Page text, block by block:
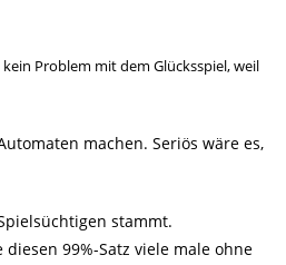
Problem mit dem Glücksspiel, weil
machen. Seriös wäre es,
stammt.
diesen 99%-Satz viele male ohne